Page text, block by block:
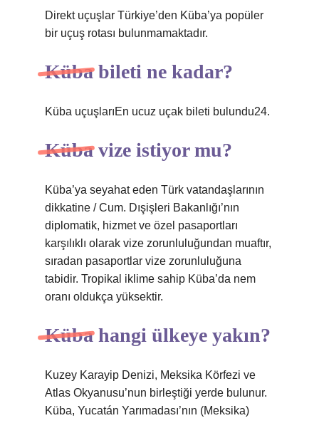
Direkt uçuşlar Türkiye’den Küba’ya popüler
bir uçuş rotası bulunmamaktadır.
Küba bileti ne kadar?
Küba uçuşlarıEn ucuz uçak bileti bulundu24.
Küba vize istiyor mu?
Küba’ya seyahat eden Türk vatandaşlarının
dikkatine / Cum. Dışişleri Bakanlığı’nın
diplomatik, hizmet ve özel pasaportları
karşılıklı olarak vize zorunluluğundan muaftır,
sıradan pasaportlar vize zorunluluğuna
tabidir. Tropikal iklime sahip Küba’da nem
oranı oldukça yüksektir.
Küba hangi ülkeye yakın?
Kuzey Karayip Denizi, Meksika Körfezi ve
Atlas Okyanusu’nun birleştiği yerde bulunur.
Küba, Yucatán Yarımadası’nın (Meksika)